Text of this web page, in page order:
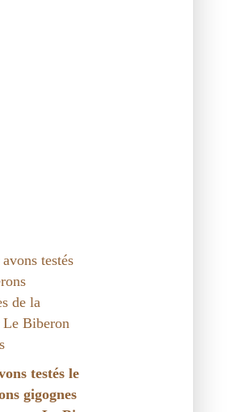
testés le
gigognes